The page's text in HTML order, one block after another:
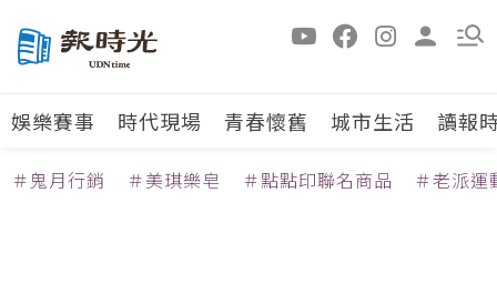
娛樂賽事 時代現場 青春懷舊 城市生活 讀報
＃鬼月行銷 ＃美琪樂皂 ＃點點印聯名商品 ＃老派運